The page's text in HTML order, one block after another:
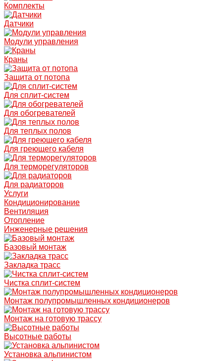
Комплекты
Датчики
Модули управления
Краны
Защита от потопа
Для сплит-систем
Для обогревателей
Для теплых полов
Для греющего кабеля
Для терморегуляторов
Для радиаторов
Услуги
Кондиционирование
Вентиляция
Отопление
Инженерные решения
Базовый монтаж
Закладка трасс
Чистка сплит-систем
Монтаж полупромышленных кондиционеров
Монтаж на готовую трассу
Высотные работы
Установка альпинистом